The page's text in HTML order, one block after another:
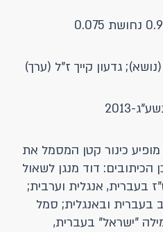
גדעון קייך ז"ל (ערך)
2013
כינור קטן המסמל את
הכיתובים: דוד מנגן לשאול
בעברית, אנגלית וערבית;
בעברית ובאנגלית; סמל
"ישראל" בעברית,